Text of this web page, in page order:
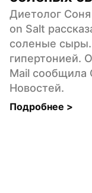
Диетолог
on Salt
соленые сыры.
гипертонией.
Mail сообщила
Новостей.
Подробнее >